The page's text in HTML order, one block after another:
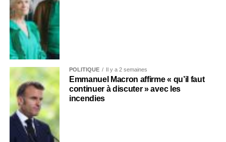
POLITIQUE Il y a 2 semaines
Emmanuel Macron affirme « qu’il faut
continuer à discuter » avec les
incendies